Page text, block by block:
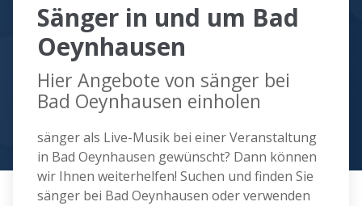
Sänger in und um Bad
Oeynhausen
Hier Angebote von sänger bei
Bad Oeynhausen einholen
sänger als Live-Musik bei einer Veranstaltung
in Bad Oeynhausen gewünscht? Dann können
wir Ihnen weiterhelfen! Suchen und finden Sie
sänger bei Bad Oeynhausen oder verwenden